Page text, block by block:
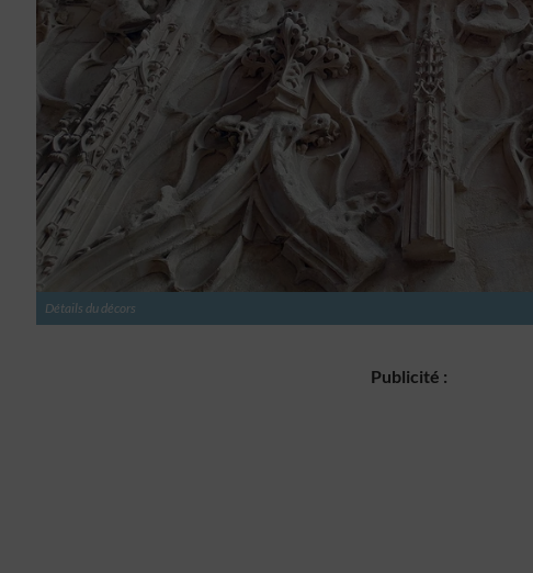
des informations demandées explicitement.
Assurer la sécurité, prévenir et détecter la fraude et réparer les
erreurs, Fournir et présenter des publicités et du contenu,
Enregistrer et communiquer les choix en matière de confidentialité.
Détails du décors
Publicité :